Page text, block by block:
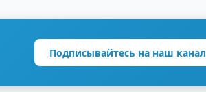
Подписывайтесь на наш канал